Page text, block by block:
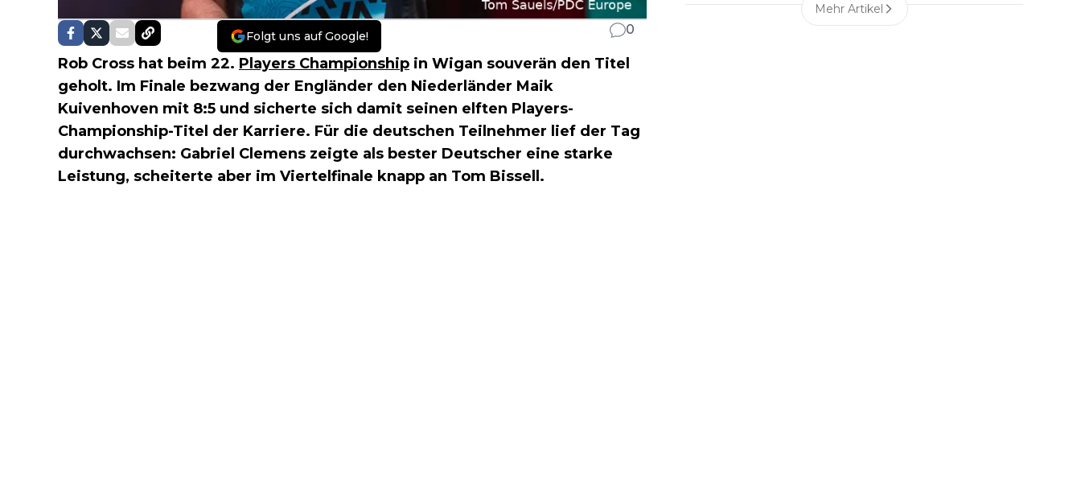
Folgt uns auf Google! 0
Rob Cross hat beim 22. Players Championship in Wigan souverän den Titel
geholt. Im Finale bezwang der Engländer den Niederländer Maik
Kuivenhoven mit 8:5 und sicherte sich damit seinen elften Players-
Championship-Titel der Karriere. Für die deutschen Teilnehmer lief der Tag
durchwachsen: Gabriel Clemens zeigte als bester Deutscher eine starke
Leistung, scheiterte aber im Viertelfinale knapp an Tom Bissell.
Mehr Artikel